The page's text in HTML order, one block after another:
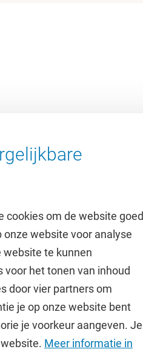
cookies om de website goed
website voor analyse
website te kunnen
het tonen van inhoud
door vier partners om
je op onze website bent
je voorkeur aangeven. Je
Meer informatie in
Over de VU
Contact en route
Werken bij de VU